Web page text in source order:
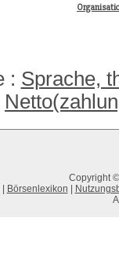
: Sprache,
Copyright
Börsenlexikon